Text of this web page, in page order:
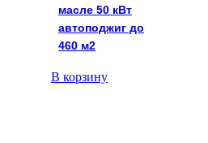
масле 50 кВт
автоподжиг до
460 м2
В корзину